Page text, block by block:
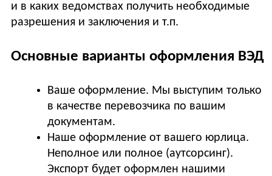
и в каких ведомствах получить необходимые
разрешения и заключения и т.п.
Основные варианты оформления ВЭД
Ваше оформление. Мы выступим только
в качестве перевозчика по вашим
документам.
Наше оформление от вашего юрлица.
Неполное или полное (аутсорсинг).
Экспорт будет оформлен нашими